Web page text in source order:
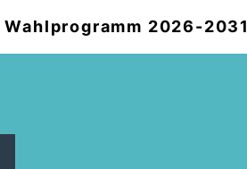
Wahlprogramm 2026-2031